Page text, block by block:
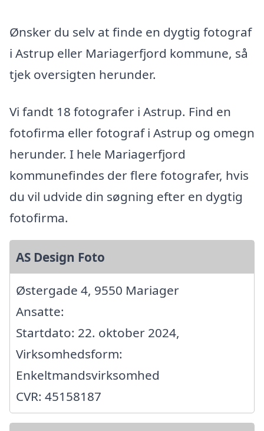
Ønsker du selv at finde en dygtig fotograf
i Astrup eller Mariagerfjord kommune, så
tjek oversigten herunder.
Vi fandt 18 fotografer i Astrup. Find en
fotofirma eller fotograf i Astrup og omegn
herunder. I hele Mariagerfjord
kommunefindes der flere fotografer, hvis
du vil udvide din søgning efter en dygtig
fotofirma.
AS Design Foto
Østergade 4, 9550 Mariager
Ansatte:
Startdato: 22. oktober 2024,
Virksomhedsform:
Enkeltmandsvirksomhed
CVR: 45158187